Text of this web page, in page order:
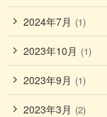
2024年7月 (1)
2023年10月 (1)
2023年9月 (1)
2023年3月 (2)